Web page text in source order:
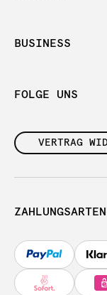
BUSINESS
FOLGE UNS
VERTRAG
ZAHLUNGSARTEN